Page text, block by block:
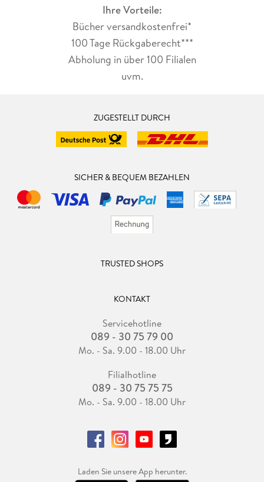
Ihre Vorteile:
Bücher versandkostenfrei*
100 Tage Rückgaberecht***
Abholung in über 100 Filialen
uvm.
ZUGESTELLT DURCH
SICHER & BEQUEM BEZAHLEN
TRUSTED SHOPS
KONTAKT
Servicehotline
089 - 30 75 79 00
Mo. - Sa. 9.00 - 18.00 Uhr
Filialhotline
089 - 30 75 75 75
Mo. - Sa. 9.00 - 18.00 Uhr
Laden Sie unsere App herunter.